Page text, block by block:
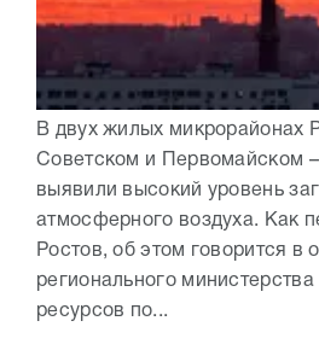
В двух жилых микрорайонах
Советском и Первомайском –
выявили высокий уровень
атмосферного воздуха. Как
Ростов, об этом говорится в
регионального
ресурсов по...